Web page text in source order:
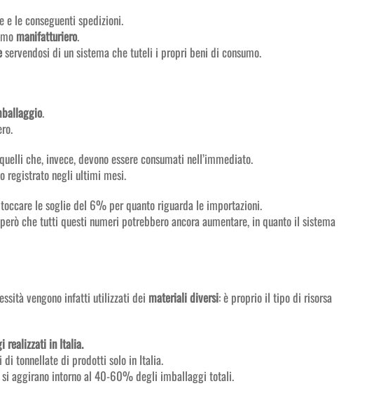
le conseguenti spedizioni.
manifatturiero.
servendosi di un sistema che tuteli i propri beni di consumo.
.
che, invece, devono essere consumati nell’immediato.
registrato negli ultimi mesi.
le soglie del 6% per quanto riguarda le importazioni.
che tutti questi numeri potrebbero ancora aumentare, in quanto il sistema
vengono infatti utilizzati dei materiali diversi: è proprio il tipo di risorsa
realizzati in Italia.
di tonnellate di prodotti solo in Italia.
si aggirano intorno al 40-60% degli imballaggi totali.